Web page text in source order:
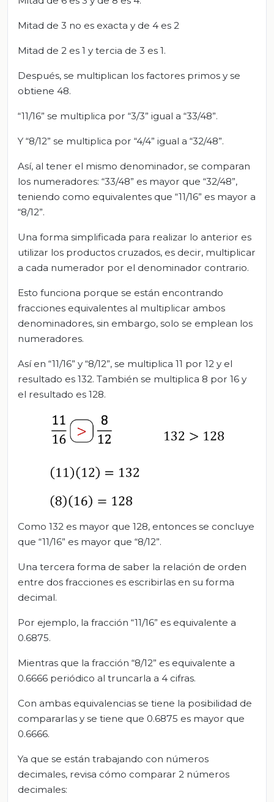
Mitad de 3 no es exacta y de 4 es 2
Mitad de 2 es 1 y tercia de 3 es 1.
Después, se multiplican los factores primos y se
obtiene 48.
“11/16” se multiplica por “3/3” igual a “33/48”.
Y “8/12” se multiplica por “4/4” igual a “32/48”.
Así, al tener el mismo denominador, se comparan
los numeradores: “33/48” es mayor que “32/48”,
teniendo como equivalentes que “11/16” es mayor a
“8/12”.
Una forma simplificada para realizar lo anterior es
utilizar los productos cruzados, es decir, multiplicar
a cada numerador por el denominador contrario.
Esto funciona porque se están encontrando
fracciones equivalentes al multiplicar ambos
denominadores, sin embargo, solo se emplean los
numeradores.
Así en “11/16” y “8/12”, se multiplica 11 por 12 y el
resultado es 132. También se multiplica 8 por 16 y
el resultado es 128.
Como 132 es mayor que 128, entonces se concluye
que “11/16” es mayor que “8/12”.
Una tercera forma de saber la relación de orden
entre dos fracciones es escribirlas en su forma
decimal.
Por ejemplo, la fracción “11/16” es equivalente a
0.6875.
Mientras que la fracción “8/12” es equivalente a
0.6666 periódico al truncarla a 4 cifras.
Con ambas equivalencias se tiene la posibilidad de
compararlas y se tiene que 0.6875 es mayor que
0.6666.
Ya que se están trabajando con números
decimales, revisa cómo comparar 2 números
decimales: